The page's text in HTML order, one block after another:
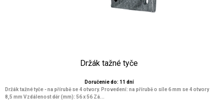
Držák tažné tyče
Doručenie do: 11 dní
Držák tažné tyče - na přírubě se 4 otvory. Provedení: na přírubě o síle 6 mm se 4 otvory
8,5 mm Vzdálenost děr (mm): 56 x 56 Zá...